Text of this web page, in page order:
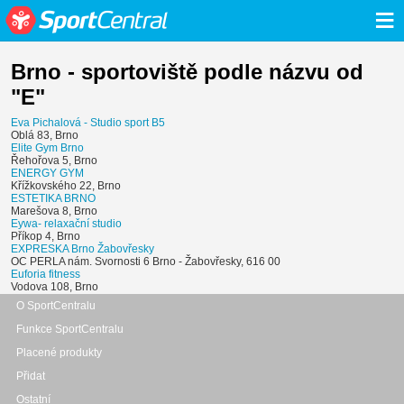
≡
Brno - sportoviště podle názvu od
"E"
Eva Pichalová - Studio sport B5
Oblá 83, Brno
Elite Gym Brno
Řehořova 5, Brno
ENERGY GYM
Křížkovského 22, Brno
ESTETIKA BRNO
Marešova 8, Brno
Eywa- relaxační studio
Příkop 4, Brno
EXPRESKA Brno Žabovřesky
OC PERLA nám. Svornosti 6 Brno - Žabovřesky, 616 00
Euforia fitness
Vodova 108, Brno
O SportCentralu
Funkce SportCentralu
Placené produkty
Přidat
Ostatní